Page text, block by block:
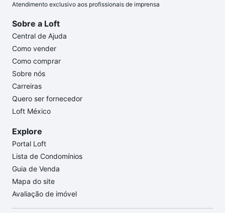
Atendimento exclusivo aos profissionais de imprensa
Sobre a Loft
Central de Ajuda
Como vender
Como comprar
Sobre nós
Carreiras
Quero ser fornecedor
Loft México
Explore
Portal Loft
Lista de Condomínios
Guia de Venda
Mapa do site
Avaliação de imóvel